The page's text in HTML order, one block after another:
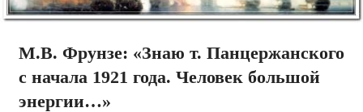
М.В. Фрунзе: «Знаю т. Панцержанского
с начала 1921 года. Человек большой
энергии…»